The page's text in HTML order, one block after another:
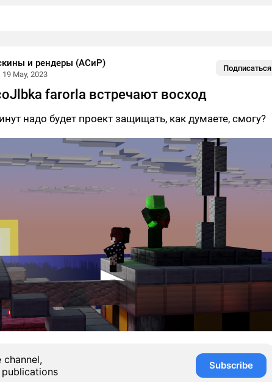
и рендеры (АСиР)
19 May, 2023
Подписаться
farorla встречают восход
надо будет проект защищать, как думаете, смогу?
channel,
Subscribe